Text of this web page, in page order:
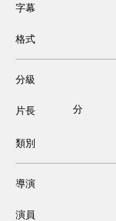
字幕
格式
分級
片長 分
類別
導演
演員